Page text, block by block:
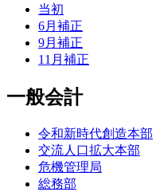
当初
6月補正
9月補正
11月補正
一般会計
令和新時代創造本部
交流人口拡大本部
危機管理局
総務部